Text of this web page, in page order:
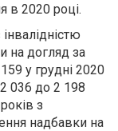
в 2020 році.
на догляд за
у грудні 2020
036 до 2 198
з
надбавки на